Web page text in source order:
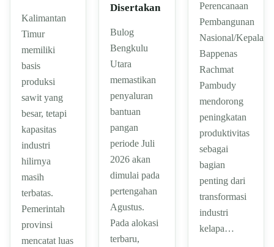
Kalimantan
Timur
memiliki
basis
produksi
sawit yang
besar, tetapi
kapasitas
industri
hilirnya
masih
terbatas.
Pemerintah
provinsi
mencatat luas
Disertakan
Bulog
Bengkulu
Utara
memastikan
penyaluran
bantuan
pangan
periode Juli
2026 akan
dimulai pada
pertengahan
Agustus.
Pada alokasi
terbaru,
Perencanaan
Pembangunan
Nasional/Kepala
Bappenas
Rachmat
Pambudy
mendorong
peningkatan
produktivitas
sebagai
bagian
penting dari
transformasi
industri
kelapa…